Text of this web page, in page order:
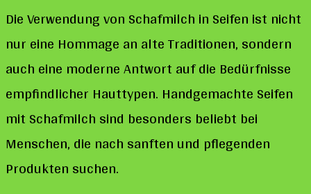
Die Verwendung von Schafmilch in Seifen ist nicht
nur eine Hommage an alte Traditionen, sondern
auch eine moderne Antwort auf die Bedürfnisse
empfindlicher Hauttypen. Handgemachte Seifen
mit Schafmilch sind besonders beliebt bei
Menschen, die nach sanften und pflegenden
Produkten suchen.